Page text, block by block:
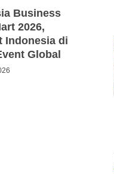
Business
2026,
Indonesia di
Global